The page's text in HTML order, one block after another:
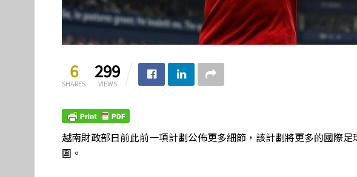
6
SHARES
299
VIEWS
越南財政部日前此前一項計劃公佈更多細節，該計劃將更多的國際
圍。